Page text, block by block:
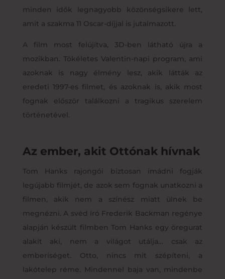
minden idők legnagyobb közönségsikere lett,
amit a szakma 11 Oscar-díjjal is jutalmazott.
A film most felújítva, 3D-ben látható újra a
mozikban. Tökéletes Valentin-napi program, ami
azoknak is nagy élmény lesz, akik látták az
eredeti 1997-es filmet, és azoknak is, akik most
fognak először találkozni a tragikus szerelem
történetével.
Az ember, akit Ottónak hívnak
Tom Hanks rajongói biztosan imádni fogják
legújabb filmjét, de azok sem fognak unatkozni a
filmen, akik nem a színész miatt ülnek be
megnézni. A svéd író Frederik Backman regénye
alapján készült filmben Tom Hanks egy öregurat
alakít aki, nem a világot utálja… csak az
emberiséget. Otto, nincs mit szépíteni, a
lakótelep réme. Mindennel baja van, mindenbe